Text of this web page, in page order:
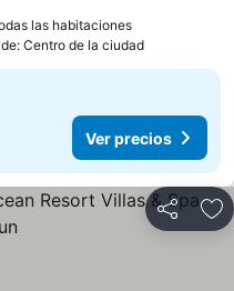
las habitacionesVer precios
Centro de la ciudad
Ver precios
Compartir